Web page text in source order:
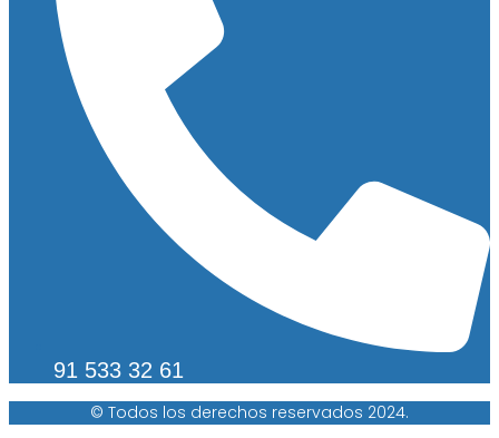
91 533 32 61
© Todos los derechos reservados 2024.